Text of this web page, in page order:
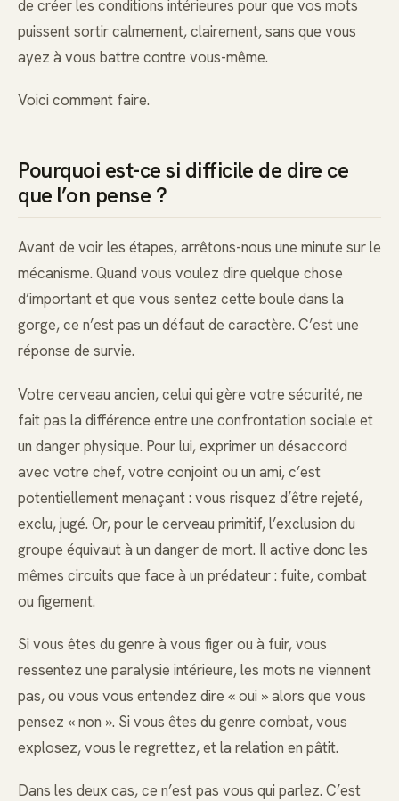
de créer les conditions intérieures pour que vos mots
puissent sortir calmement, clairement, sans que vous
ayez à vous battre contre vous-même.
Voici comment faire.
Pourquoi est-ce si difficile de dire ce
que l’on pense ?
Avant de voir les étapes, arrêtons-nous une minute sur le
mécanisme. Quand vous voulez dire quelque chose
d’important et que vous sentez cette boule dans la
gorge, ce n’est pas un défaut de caractère. C’est une
réponse de survie.
Votre cerveau ancien, celui qui gère votre sécurité, ne
fait pas la différence entre une confrontation sociale et
un danger physique. Pour lui, exprimer un désaccord
avec votre chef, votre conjoint ou un ami, c’est
potentiellement menaçant : vous risquez d’être rejeté,
exclu, jugé. Or, pour le cerveau primitif, l’exclusion du
groupe équivaut à un danger de mort. Il active donc les
mêmes circuits que face à un prédateur : fuite, combat
ou figement.
Si vous êtes du genre à vous figer ou à fuir, vous
ressentez une paralysie intérieure, les mots ne viennent
pas, ou vous vous entendez dire « oui » alors que vous
pensez « non ». Si vous êtes du genre combat, vous
explosez, vous le regrettez, et la relation en pâtit.
Dans les deux cas, ce n’est pas vous qui parlez. C’est